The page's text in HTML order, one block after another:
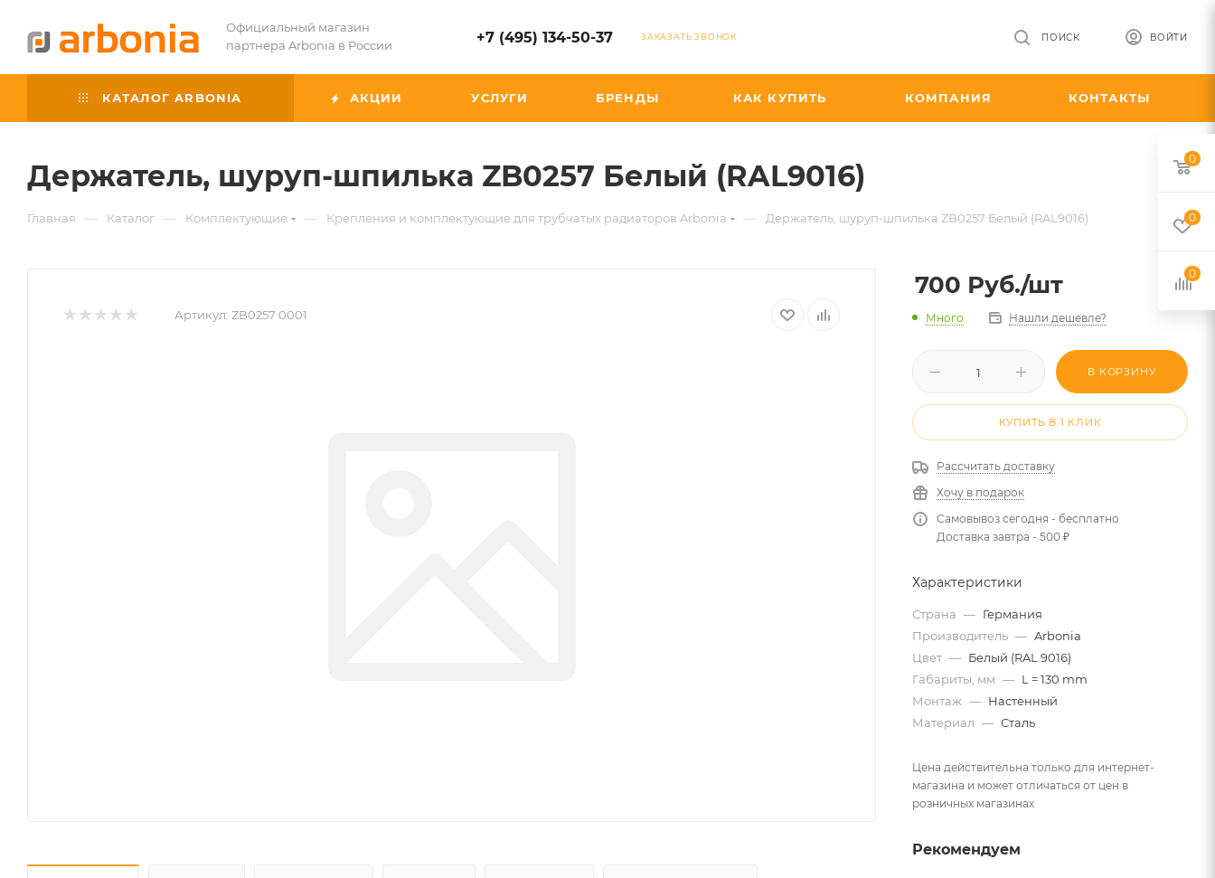
Официальный магазин
партнера Arbonia в России
+7 (495) 134-50-37 ЗАКАЗАТЬ ЗВОНОК ВОЙТИ
ПОИСК
КАТАЛОГ ARBONIA АКЦИИ УСЛУГИ БРЕНДЫ КАК КУПИТЬ КОМПАНИЯ КОНТАКТЫ
Держатель, шуруп-шпилька ZB0257 Белый (RAL9016)
Главная — Каталог — Комплектующие — Крепления и комплектующие для трубчатых радиаторов Arbonia — Держатель, шуруп-шпилька ZB0257 Белый (RAL9016)
Артикул: ZB0257 0001
700 Руб./шт
Много Нашли дешевле?
В КОРЗИНУ
КУПИТЬ В 1 КЛИК
Рассчитать доставку
Хочу в подарок
Самовывоз сегодня - бесплатно
Доставка завтра - 500 ₽
Характеристики
Страна — Германия
Производитель — Arbonia
Цвет — Белый (RAL 9016)
Габариты, мм — L = 130 mm
Монтаж — Настенный
Материал — Сталь
Цена действительна только для интернет-
магазина и может отличаться от цен в
розничных магазинах
Рекомендуем
0
0
0